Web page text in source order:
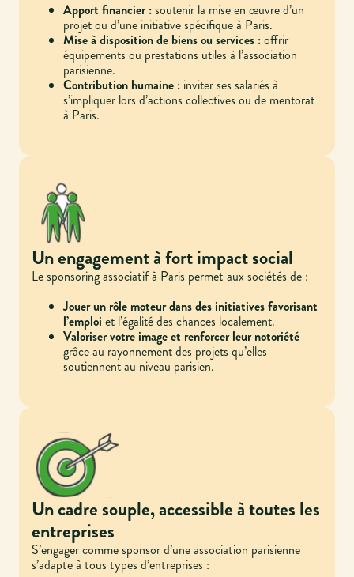
Apport financier :soutenir la mise en œuvre d’un
projet ou d’une initiative spécifique à Paris.
Mise à disposition de biens ou services :offrir
équipements ou prestations utiles à l’association
parisienne.
Contribution humaine : inviter ses salariés à
s’impliquer lors d’actions collectives ou de mentorat
à Paris.
Un engagement à fort impact social
Le sponsoring associatif à Paris permet aux sociétés de :
Jouer un rôle moteur dans des initiatives favorisant
l’emploi et l’égalité des chances localement.
Valoriser votre image et renforcer leur notoriété
grâce au rayonnement des projets qu’elles
soutiennent au niveau parisien.
Un cadre souple, accessible à toutes les
entreprises
S’engager comme sponsor d’une association parisienne
s’adapte à tous types d’entreprises :